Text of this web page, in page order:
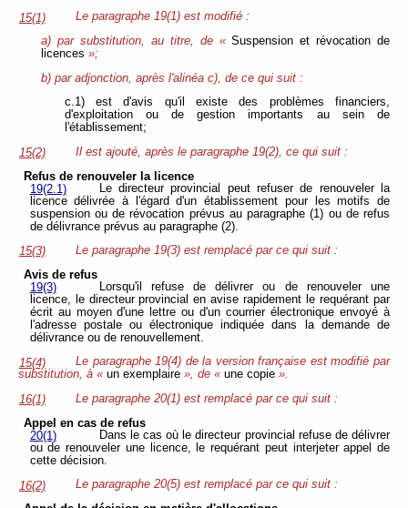
15(1)
Le paragraphe 19(1) est modifié :
a) par substitution, au titre, de «Suspension et révocation de
licences»;
b) par adjonction, après l'alinéa c), de ce qui suit :
c.1) est d'avis qu'il existe des problèmes financiers,
d'exploitation ou de gestion importants au sein de
l'établissement;
15(2)
Il est ajouté, après le paragraphe 19(2), ce qui suit :
Refus de renouveler la licence
19(2.1)
Le directeur provincial peut refuser de renouveler la
licence délivrée à l'égard d'un établissement pour les motifs de
suspension ou de révocation prévus au paragraphe (1) ou de refus
de délivrance prévus au paragraphe (2).
15(3)
Le paragraphe 19(3) est remplacé par ce qui suit :
Avis de refus
19(3)
Lorsqu'il refuse de délivrer ou de renouveler une
licence, le directeur provincial en avise rapidement le requérant par
écrit au moyen d'une lettre ou d'un courrier électronique envoyé à
l'adresse postale ou électronique indiquée dans la demande de
délivrance ou de renouvellement.
15(4)
Le paragraphe 19(4) de la version française est modifié par
substitution, à « un exemplaire », de « une copie ».
16(1)
Le paragraphe 20(1) est remplacé par ce qui suit :
Appel en cas de refus
20(1)
Dans le cas où le directeur provincial refuse de délivrer
ou de renouveler une licence, le requérant peut interjeter appel de
cette décision.
16(2)
Le paragraphe 20(5) est remplacé par ce qui suit :